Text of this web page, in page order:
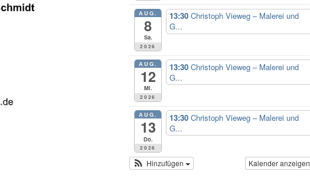
AUG.
8
Sa.
2026
13:30Christoph Vieweg – Malerei und
G...
AUG.
12
Mi.
2026
13:30Christoph Vieweg – Malerei und
G...
AUG.
13
Do.
2026
13:30Christoph Vieweg – Malerei und
G...
Kalender anzeigen
Hinzufügen